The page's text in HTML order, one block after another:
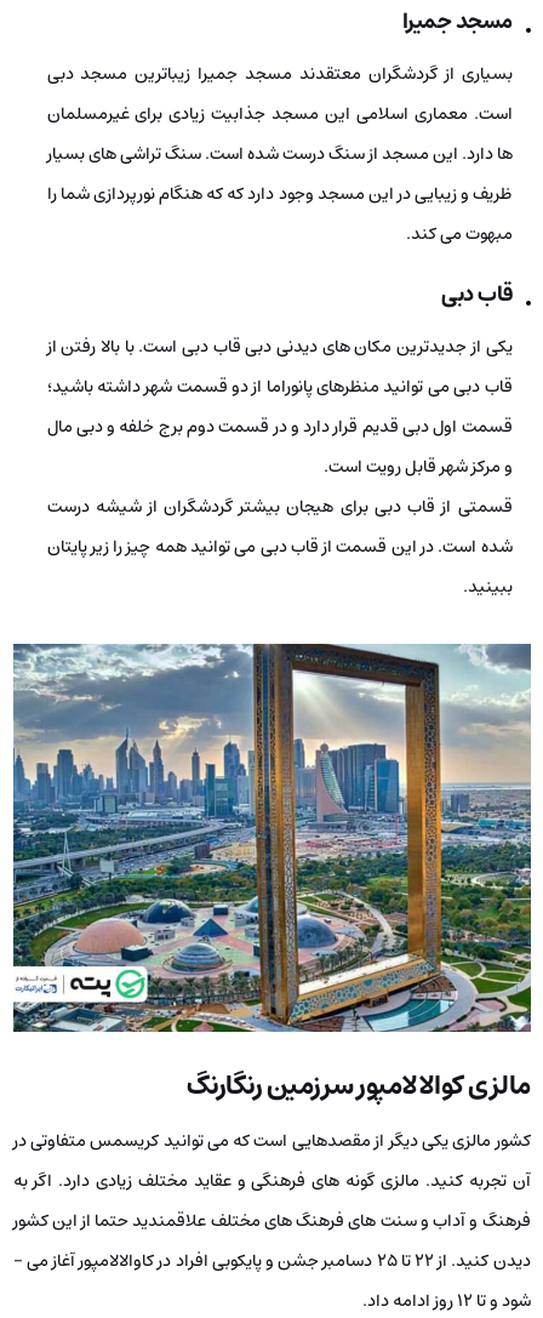
مسجد جمیرا
بسیاری از گردشگران معتقدند مسجد جمیرا زیباترین مسجد دبی
است. معماری اسلامی این مسجد جذابیت زیادی برای غیرمسلمان‌
ها دارد. این مسجد از سنگ درست شده است. سنگ­ تراشی­ های بسیار
ظریف و زیبایی در این مسجد وجود دارد که که هنگام نورپردازی شما را
مبهوت می­ کند.
قاب دبی
یکی از جدیدترین مکان‌ های دیدنی دبی قاب دبی است. با بالا رفتن از
قاب دبی می­ توانید منظره­ای پانوراما از دو قسمت شهر داشته باشید؛
قسمت اول دبی قدیم قرار دارد و در قسمت دوم برج خلفه و دبی مال
و مرکز شهر قابل رویت است.
قسمتی از قاب دبی برای هیجان بیشتر گردشگران از شیشه درست
شده است. در این قسمت از قاب دبی می­ توانید همه چیز را زیر پایتان
ببینید.
مالزی کوالالامپور سرزمین رنگارنگ
کشور مالزی یکی دیگر از مقصدهایی است که می ­توانید کریسمس متفاوتی در
آن تجربه کنید. مالزی گونه­ های فرهنگی و عقاید مختلف زیادی دارد. اگر به
فرهنگ و آداب و سنت­ های فرهنگ­ های مختلف علاقمندید حتما از این کشور
دیدن کنید. از 22 تا 25 دسامبر جشن و پایکوبی افراد در کاوالالامپور آغاز می ­
شود و تا 12 روز ادامه داد.